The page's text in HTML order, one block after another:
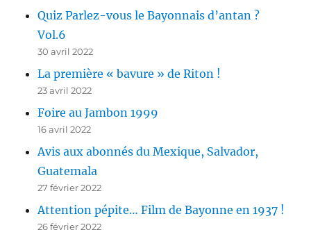
Quiz Parlez-vous le Bayonnais d’antan ?
Vol.6
30 avril 2022
La première « bavure » de Riton !
23 avril 2022
Foire au Jambon 1999
16 avril 2022
Avis aux abonnés du Mexique, Salvador,
Guatemala
27 février 2022
Attention pépite… Film de Bayonne en 1937 !
26 février 2022